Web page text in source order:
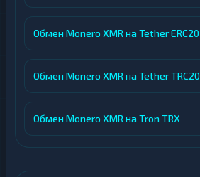
Обмен Monero XMR на Tether ERC20
Обмен Monero XMR на Tether TRC20
Обмен Monero XMR на Tron TRX